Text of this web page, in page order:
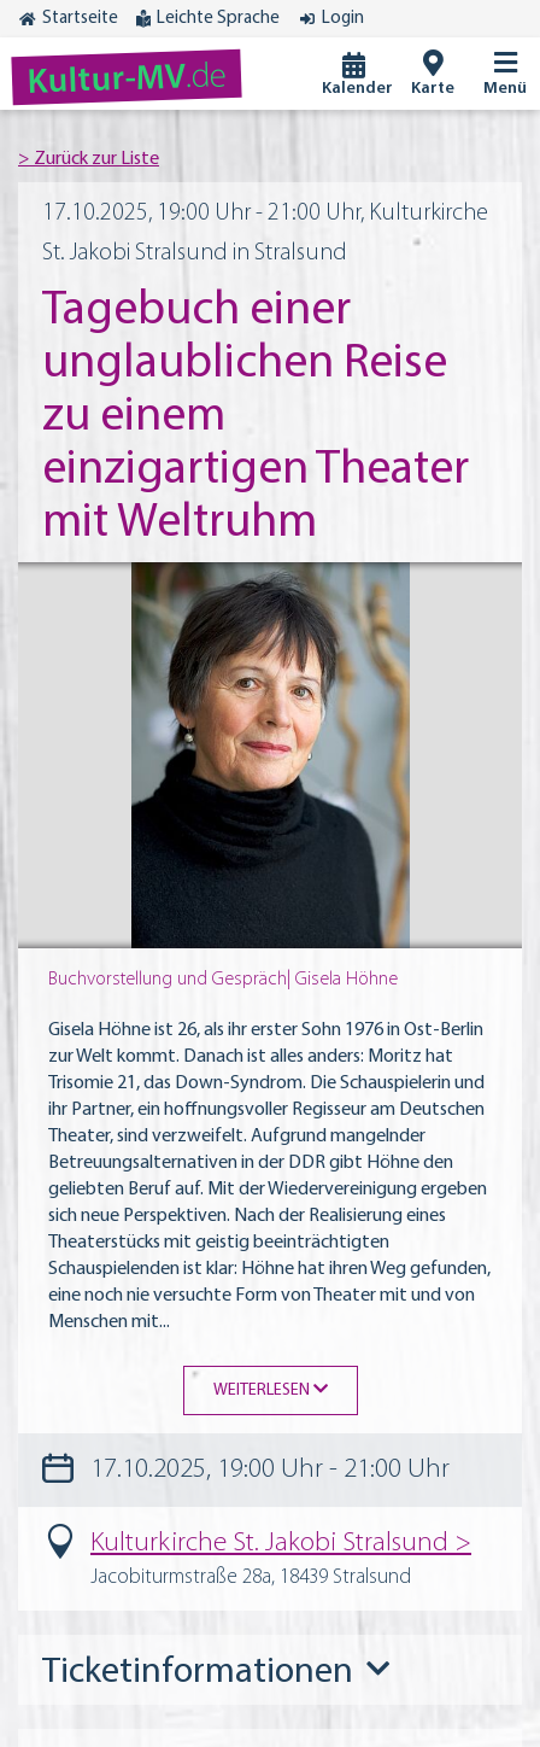
Startseite Leichte Sprache Login
Kultur-MV.de Kalender Karte Menü
17.10.2025, 19:00 Uhr - 21:00 Uhr, Kulturkirche
St. Jakobi Stralsund in Stralsund
Tagebuch einer
unglaublichen Reise
zu einem
einzigartigen Theater
mit Weltruhm
Buchvorstellung und Gespräch| Gisela Höhne
Gisela Höhne ist 26, als ihr erster Sohn 1976 in Ost-Berlin
zur Welt kommt. Danach ist alles anders: Moritz hat
Trisomie 21, das Down-Syndrom. Die Schauspielerin und
ihr Partner, ein hoffnungsvoller Regisseur am Deutschen
Theater, sind verzweifelt. Aufgrund mangelnder
Betreuungsalternativen in der DDR gibt Höhne den
geliebten Beruf auf. Mit der Wiedervereinigung ergeben
sich neue Perspektiven. Nach der Realisierung eines
Theaterstücks mit geistig beeinträchtigten
Schauspielenden ist klar: Höhne hat ihren Weg gefunden,
eine noch nie versuchte Form von Theater mit und von
Menschen mit...
WEITERLESEN
17.10.2025, 19:00 Uhr - 21:00 Uhr
Kulturkirche St. Jakobi Stralsund
Jacobiturmstraße 28a, 18439 Stralsund
Ticketinformationen